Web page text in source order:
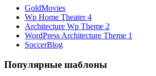
GoldMovies
Wp Home Theater 4
Architecture Wp Theme 2
WordPress Architecture Theme 1
SoccerBlog
Популярные шаблоны